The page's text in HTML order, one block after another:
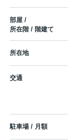
部屋 /
所在階 / 階建て
所在地
交通
駐車場 / 月額